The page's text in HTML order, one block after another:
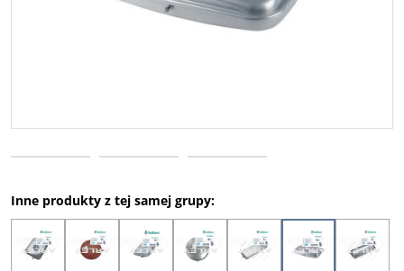
Inne produkty z tej samej grupy: